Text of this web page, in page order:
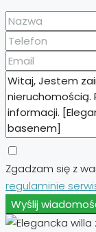
Zgadzam się z
regulaminie
Wyślij